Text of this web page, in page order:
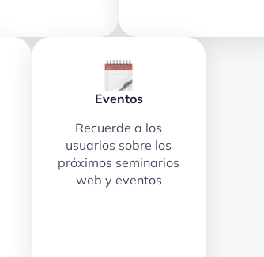
Eventos
Recuerde a los
usuarios sobre los
próximos seminarios
web y eventos